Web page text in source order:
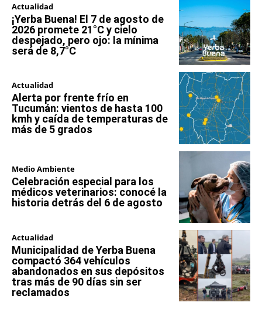
Actualidad
¡Yerba Buena! El 7 de agosto de
2026 promete 21°C y cielo
despejado, pero ojo: la mínima
será de 8,7°C
Actualidad
Alerta por frente frío en
Tucumán: vientos de hasta 100
kmh y caída de temperaturas de
más de 5 grados
Medio Ambiente
Celebración especial para los
médicos veterinarios: conocé la
historia detrás del 6 de agosto
Actualidad
Municipalidad de Yerba Buena
compactó 364 vehículos
abandonados en sus depósitos
tras más de 90 días sin ser
reclamados